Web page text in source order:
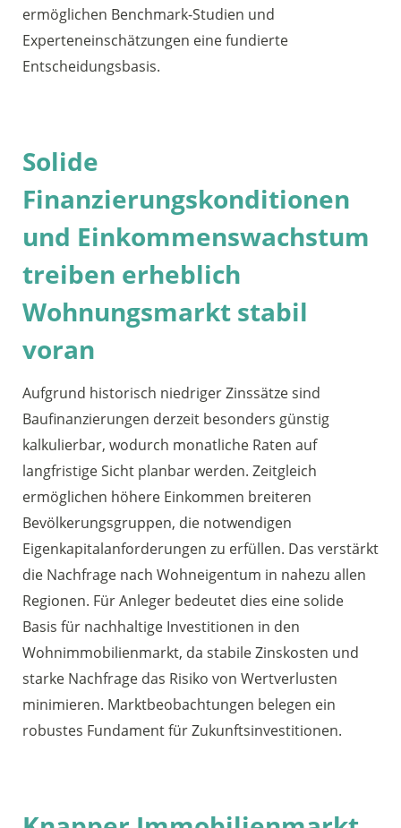
ermöglichen Benchmark-Studien und
Experteneinschätzungen eine fundierte
Entscheidungsbasis.
Solide
Finanzierungskonditionen
und Einkommenswachstum
treiben erheblich
Wohnungsmarkt stabil
voran
Aufgrund historisch niedriger Zinssätze sind
Baufinanzierungen derzeit besonders günstig
kalkulierbar, wodurch monatliche Raten auf
langfristige Sicht planbar werden. Zeitgleich
ermöglichen höhere Einkommen breiteren
Bevölkerungsgruppen, die notwendigen
Eigenkapitalanforderungen zu erfüllen. Das verstärkt
die Nachfrage nach Wohneigentum in nahezu allen
Regionen. Für Anleger bedeutet dies eine solide
Basis für nachhaltige Investitionen in den
Wohnimmobilienmarkt, da stabile Zinskosten und
starke Nachfrage das Risiko von Wertverlusten
minimieren. Marktbeobachtungen belegen ein
robustes Fundament für Zukunftsinvestitionen.